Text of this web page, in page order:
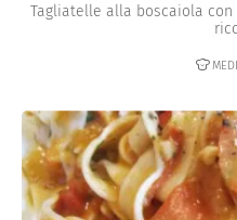
Tagliatelle alla boscaiola